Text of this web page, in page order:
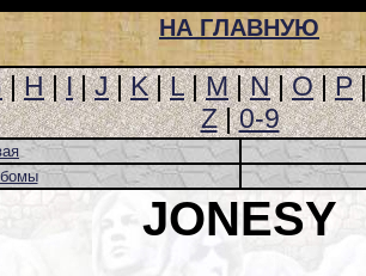
НА ГЛАВНУЮ
|H|I|J|K|L|M|N|O|P
Z|0-9
JONESY